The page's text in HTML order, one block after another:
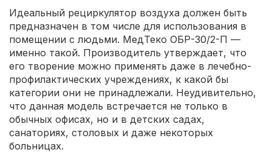
Идеальный рециркулятор воздуха должен быть
предназначен в том числе для использования в
помещении с людьми. МедТеко ОБР-30/2-П —
именно такой. Производитель утверждает, что
его творение можно применять даже в лечебно-
профилактических учреждениях, к какой бы
категории они не принадлежали. Неудивительно,
что данная модель встречается не только в
обычных офисах, но и в детских садах,
санаториях, столовых и даже некоторых
больницах.